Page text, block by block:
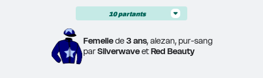
10 partants
Femelle de 3 ans, alezan, pur-sang
par Silverwave et Red Beauty